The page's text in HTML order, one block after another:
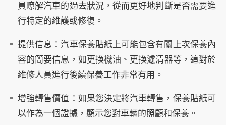
員瞭解汽車的過去狀況，從而更好地判斷是否需要進
行特定的維護或修復。
提供信息：汽車保養貼紙上可能包含有關上次保養內
容的簡要信息，如更換機油、更換濾清器等，這對於
維修人員進行後續保養工作非常有用。
增強轉售價值：如果您決定將汽車轉售，保養貼紙可
以作為一個證據，顯示您對車輛的照顧和保養。